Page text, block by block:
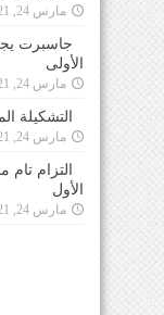
مارس 24, 2021
جاسبرت
الأولى
مارس 24, 2021
التشكيلة
مارس 24, 2021
التزام
الأول
مارس 24, 2021